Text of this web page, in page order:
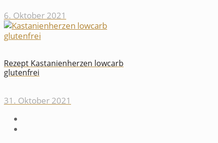
6. Oktober 2021
Rezept Kastanienherzen lowcarb
glutenfrei
31. Oktober 2021